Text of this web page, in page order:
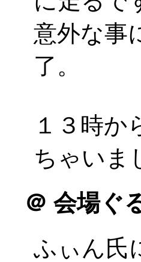
意外な事
了。
１３時か
ちゃいま
＠ 会場ぐ
ふぃん氏